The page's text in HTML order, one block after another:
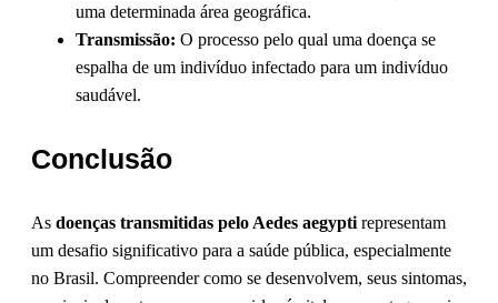
uma determinada área geográfica.
Transmissão: O processo pelo qual uma doença se
espalha de um indivíduo infectado para um indivíduo
saudável.
Conclusão
As doenças transmitidas pelo Aedes aegyptirepresentam
um desafio significativo para a saúde pública, especialmente
no Brasil. Compreender como se desenvolvem, seus sintomas,